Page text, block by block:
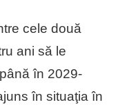
cele două
ani să le
în 2029-
în situaţia în